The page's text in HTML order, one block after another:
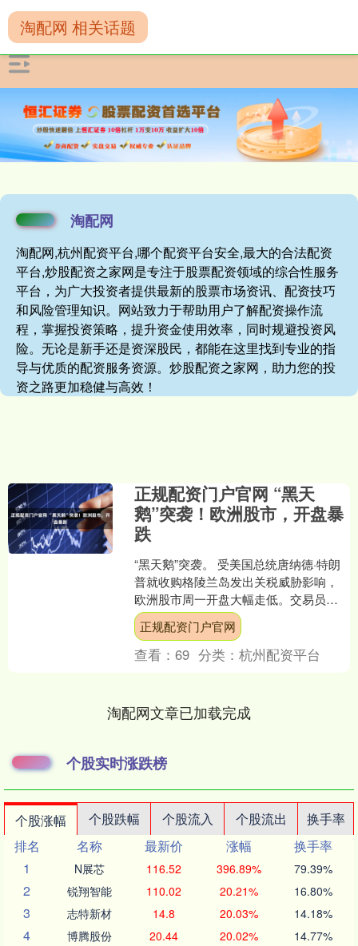
淘配网
淘配网,杭州配资平台,哪个配资平台安全,最大的合法配资
平台,炒股配资之家网是专注于股票配资领域的综合性服务
平台，为广大投资者提供最新的股票市场资讯、配资技巧
和风险管理知识。网站致力于帮助用户了解配资操作流
程，掌握投资策略，提升资金使用效率，同时规避投资风
险。无论是新手还是资深股民，都能在这里找到专业的指
导与优质的配资服务资源。炒股配资之家网，助力您的投
资之路更加稳健与高效！
淘配网 相关话题
正规配资门户官网 “黑天
鹅”突袭！欧洲股市，开盘暴
跌
“黑天鹅”突袭。 受美国总统唐纳德·特朗
普就收购格陵兰岛发出关税威胁影响，
欧洲股市周一开盘大幅走低。交易员对
这一突发政治经济风险迅速作出反应，
主要股指纷纷下跌。....
正规配资门户官网
查看：69 分类：杭州配资平台
淘配网文章已加载完成
个股实时涨跌榜
个股涨幅 个股跌幅 个股流入 个股流出
换手率
排名
名称 最新价 涨幅
换手率
1
N展芯 116.52 396.89% 79.39%
2 锐翔智能 110.02 20.21% 16.80%
3 志特新材 14.8 20.03% 14.18%
4 博腾股份 20.44 20.02% 14.77%